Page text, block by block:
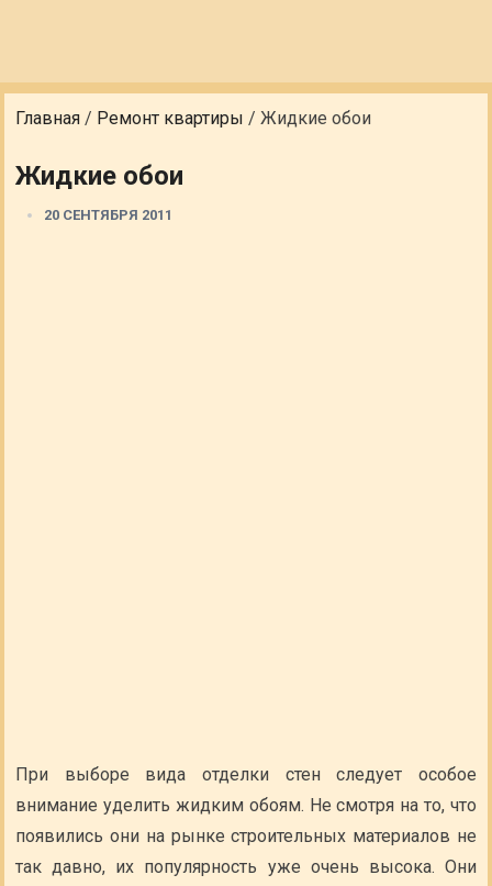
Главная / Ремонт квартиры /Жидкие обои
Жидкие обои
20 СЕНТЯБРЯ 2011
При выборе вида отделки стен следует особое
внимание уделить жидким обоям. Не смотря на то, что
появились они на рынке строительных материалов не
так давно, их популярность уже очень высока. Они